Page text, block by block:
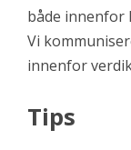
både innenfor
Vi
innenfor
Tips